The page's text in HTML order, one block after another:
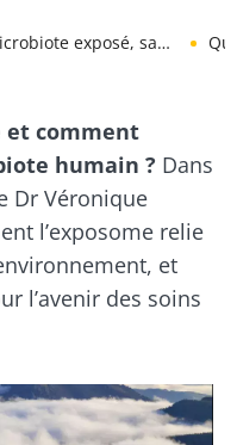
exposé, santé en danger !
et comment
humain ? Dans
Dr Véronique
l’exposome relie
et
l’avenir des soins